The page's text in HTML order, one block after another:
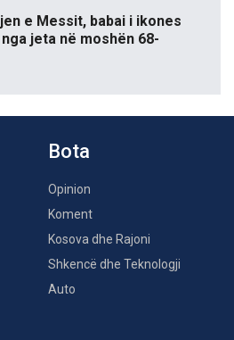
e Messit, babai i ikones
jeta në moshën 68-
Bota
Opinion
Koment
Kosova dhe Rajoni
Shkencë dhe Teknologji
Auto